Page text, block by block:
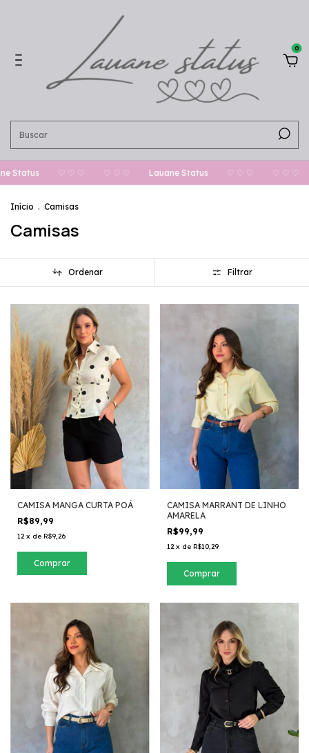
0
♡ ♡ ♡ ♡ ♡ ♡ Lauane Status ♡ ♡ ♡ ♡ ♡ ♡
Início . Camisas
Camisas
Ordenar Filtrar
CAMISA MANGA CURTA POÁ
R$89,99
12 x de R$9,26
Comprar
CAMISA MARRANT DE LINHO
AMARELA
R$99,99
12 x de R$10,29
Comprar